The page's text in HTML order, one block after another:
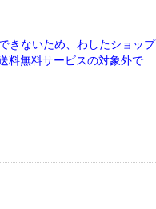
きないため、わしたショップ
料無料サービスの対象外で